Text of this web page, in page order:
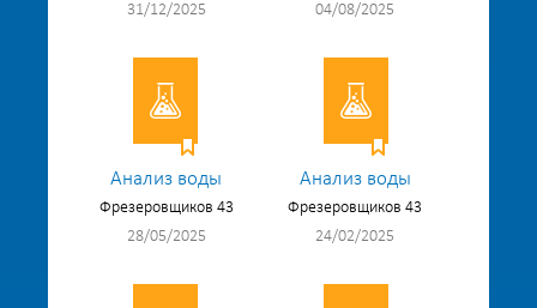
31/12/2025
04/08/2025
Анализ воды
Фрезеровщиков 43
28/05/2025
Анализ воды
Фрезеровщиков 43
24/02/2025